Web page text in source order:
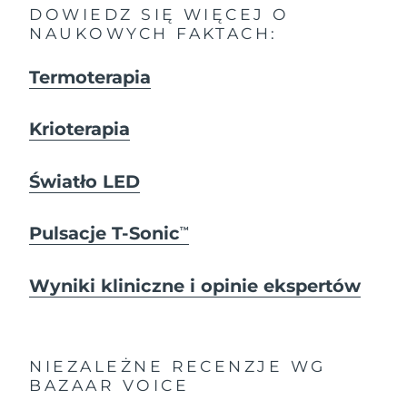
DOWIEDZ SIĘ WIĘCEJ O
NAUKOWYCH FAKTACH:
Termoterapia
Krioterapia
Światło LED
Pulsacje T-SonicTM
Wyniki kliniczne i opinie ekspertów
NIEZALEŻNE RECENZJE
WG
BAZAAR VOICE